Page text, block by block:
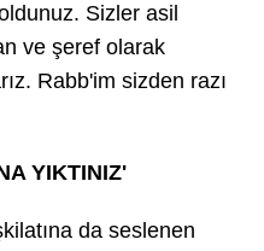
Sizler asil
ve şeref olarak
Rabb'im sizden razı
YIKTINIZ'
da seslenen